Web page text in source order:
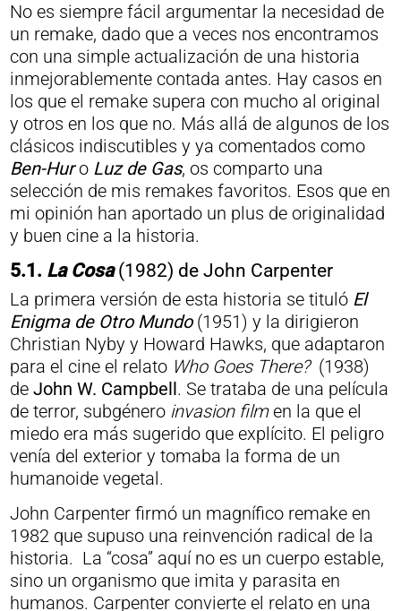
No es siempre fácil argumentar la necesidad de
un remake, dado que a veces nos encontramos
con una simple actualización de una historia
inmejorablemente contada antes. Hay casos en
los que el remake supera con mucho al original
y otros en los que no. Más allá de algunos de los
clásicos indiscutibles y ya comentados como
Ben-Huro Luz de Gas, os comparto una
selección de mis remakes favoritos. Esos que en
mi opinión han aportado un plus de originalidad
y buen cine a la historia.
5.1. La Cosa (1982) de John Carpenter
La primera versión de esta historia se tituló El
Enigma de Otro Mundo(1951) y la dirigieron
Christian Nyby y Howard Hawks, que adaptaron
para el cine el relato Who Goes There?(1938)
de John W. Campbell. Se trataba de una película
de terror, subgénero invasion filmen la que el
miedo era más sugerido que explícito. El peligro
venía del exterior y tomaba la forma de un
humanoide vegetal.
John Carpenter firmó un magnífico remake en
1982 que supuso una reinvención radical de la
historia. La “cosa” aquí no es un cuerpo estable,
sino un organismo que imita y parasita en
humanos. Carpenter convierte el relato en una